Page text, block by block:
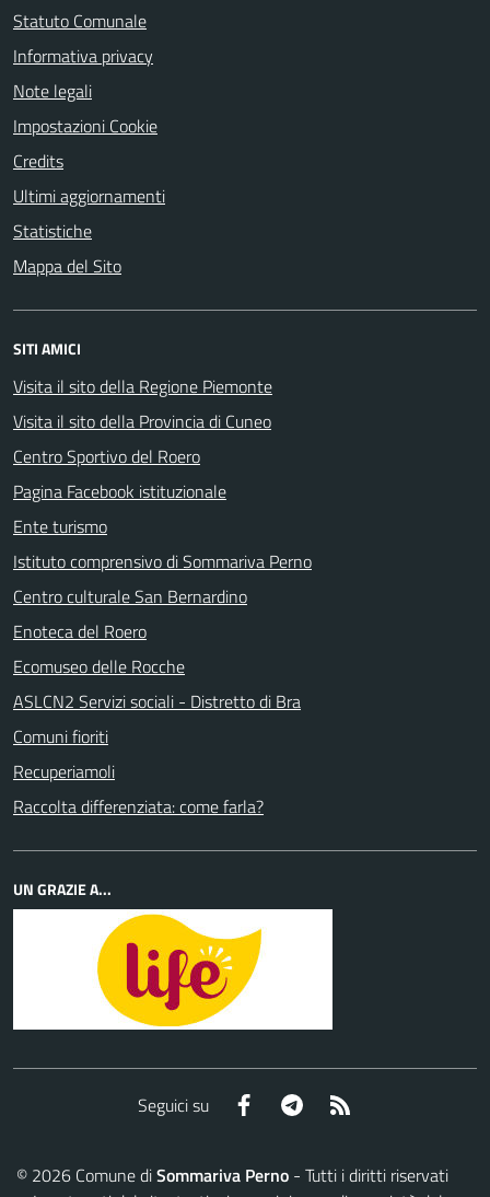
Statuto Comunale
Informativa privacy
Note legali
Impostazioni Cookie
Credits
Ultimi aggiornamenti
Statistiche
Mappa del Sito
SITI AMICI
Visita il sito della Regione Piemonte
Visita il sito della Provincia di Cuneo
Centro Sportivo del Roero
Pagina Facebook istituzionale
Ente turismo
Istituto comprensivo di Sommariva Perno
Centro culturale San Bernardino
Enoteca del Roero
Ecomuseo delle Rocche
ASLCN2 Servizi sociali - Distretto di Bra
Comuni fioriti
Recuperiamoli
Raccolta differenziata: come farla?
UN GRAZIE A...
Seguici su Facebook Telegram
© 2026Comune diSommariva Perno- Tutti i diritti riservati